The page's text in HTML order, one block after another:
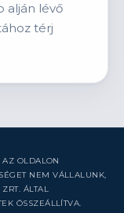
alján lévő
térj
OLDALON
NEM VÁLLALUNK,
ÁLTAL
ÖSSZEÁLLÍTVA.